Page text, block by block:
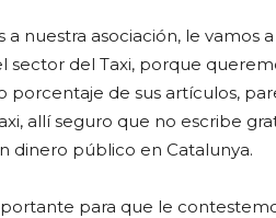
a nuestra asociación, le
sector del Taxi, porque
porcentaje de sus artículos,
allí seguro que no escribe
dinero público en Catalunya.
para que le